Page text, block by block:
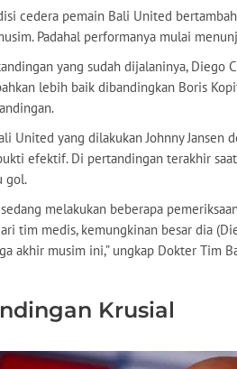
cedera pemain Bali United
Padahal performanya mulai
yang sudah dijalaninya, Diego
lebih baik dibandingkan Boris
United yang dilakukan Johnny Jansen
efektif. Di pertandingan terakhir
gol.
melakukan beberapa
tim medis, kemungkinan besar dia
akhir musim ini,” ungkap Dokter Tim
Krusial